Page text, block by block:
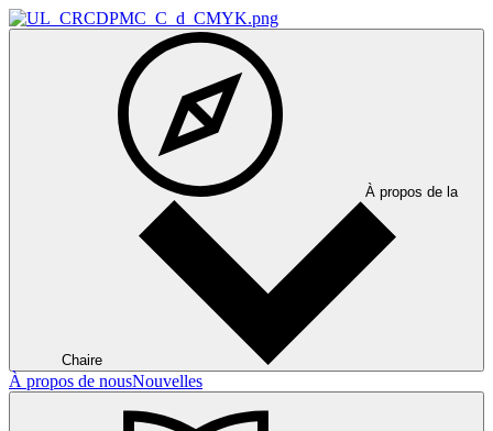
À propos de la
Chaire
À propos de nousNouvelles